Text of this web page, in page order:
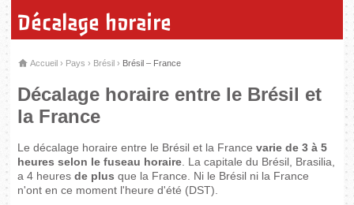
Décalage horaire
Accueil › Pays › Brésil › Brésil – France
Décalage horaire entre le Brésil et
la France
Le décalage horaire entre le Brésil et la Francevarie de 3 à 5
heures selon le fuseau horaire . La capitale du Brésil, Brasilia,
a 4 heuresde plus que la France. Ni le Brésil ni la France
n'ont en ce moment l'heure d'été (DST).